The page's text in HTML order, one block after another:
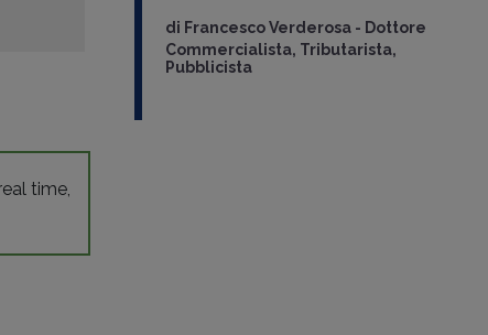
time,
di Francesco Verderosa - Dottore
Commercialista, Tributarista,
Pubblicista